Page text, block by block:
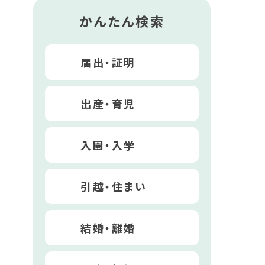
かんたん検索
届出・証明
出産・育児
入園・入学
引越・住まい
結婚・離婚